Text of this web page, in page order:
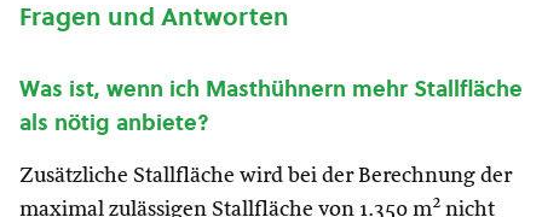
Fragen und Antworten
Was ist, wenn ich Masthühnern mehr Stallfläche
als nötig anbiete?
Zusätzliche Stallfläche wird bei der Berechnung der
maximal zulässigen Stallfläche von 1.350 m² nicht